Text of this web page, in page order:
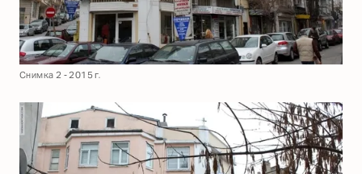
Снимка 2 - 2015 г.